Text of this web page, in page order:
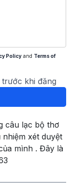
Policy and Terms of
khi đăng
câu lạc bộ thơ
xét duyệt
mình . Đây là